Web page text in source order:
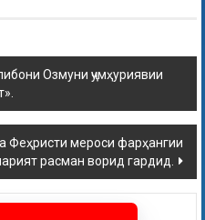
Озмуни ҷумҳуриявии
Феҳристи мероси фарҳангии
расман ворид гардид.